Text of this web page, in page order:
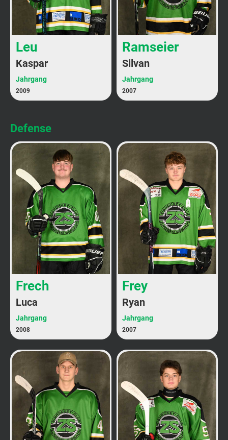
Leu
Kaspar
Jahrgang
2009
Ramseier
Silvan
Jahrgang
2007
Defense
Frech
Luca
Jahrgang
2008
Frey
Ryan
Jahrgang
2007